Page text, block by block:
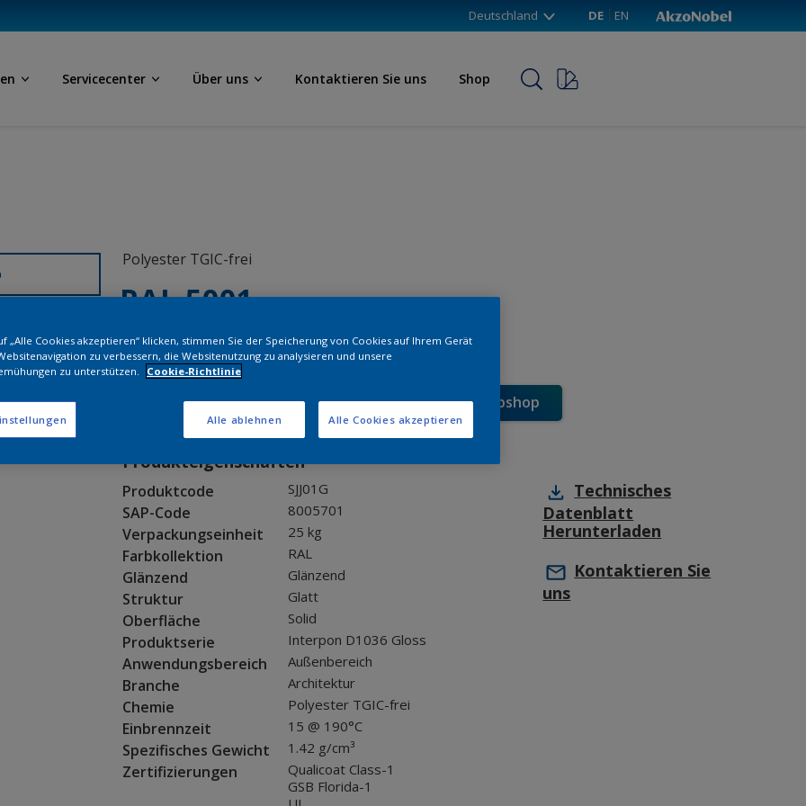
Deutschland DE EN
Servicecenter Über uns Kontaktieren Sie uns Shop
Polyester TGIC-frei
RAL 5001
SJJ01G
Muster bestellen Bestellen Sie direkt im Webshop
Produkteigenschaften
Produktcode SJJ01G
SAP-Code 8005701
Verpackungseinheit 25 kg
Farbkollektion RAL
Glänzend Glänzend
Struktur Glatt
Oberfläche Solid
Produktserie Interpon D1036 Gloss
Anwendungsbereich Außenbereich
Branche Architektur
Chemie Polyester TGIC-frei
Einbrennzeit 15 @ 190°C
Spezifisches Gewicht 1.42 g/cm³
Zertifizierungen
Qualicoat Class-1
GSB Florida-1
Technisches
Datenblatt
Herunterladen
Kontaktieren Sie
uns
„Alle Cookies akzeptieren“ klicken, stimmen Sie der Speicherung von Cookies auf Ihrem Gerät
zu verbessern, die Websitenutzung zu analysieren und unsere
zu unterstützen.
Cookie-Richtlinie
Alle ablehnen Alle Cookies akzeptieren